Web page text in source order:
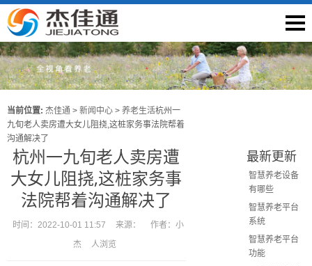
当前位置: 杰佳通 > 新闻中心 > 养老生活杭州一
九旬老人卖房遭大女儿阻挠,这桩家务事法院帮着
沟通解决了
杭州一九旬老人卖房遭
大女儿阻挠,这桩家务事
法院帮着沟通解决了
时间： 2022-10-01 11:57 来源： 作者： 小
杰
人浏览
最新更新
智慧养老设备
有哪些
智慧养老平台
系统
智慧养老平台
功能